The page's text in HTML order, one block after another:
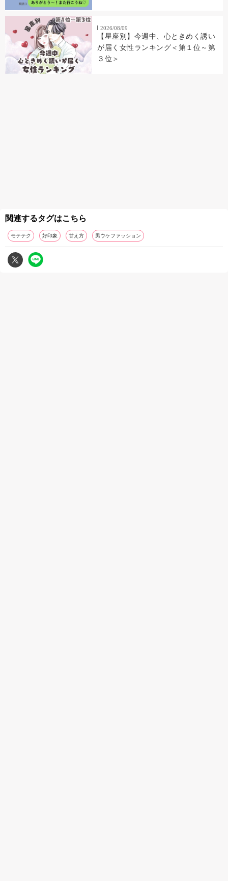
2026/08/09
【星座別】今週中、心ときめく誘い
が届く女性ランキング＜第１位～第
３位＞
関連するタグはこちら
モテテク 好印象 甘え方 男ウケファッション